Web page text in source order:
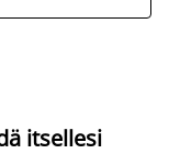
itsellesi